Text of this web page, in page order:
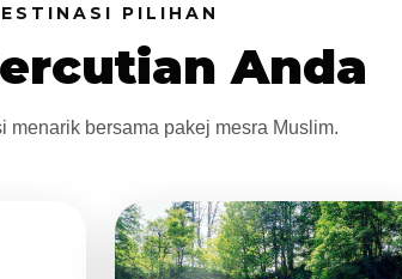
PILIHAN
Anda
menarik bersama pakej mesra Muslim.